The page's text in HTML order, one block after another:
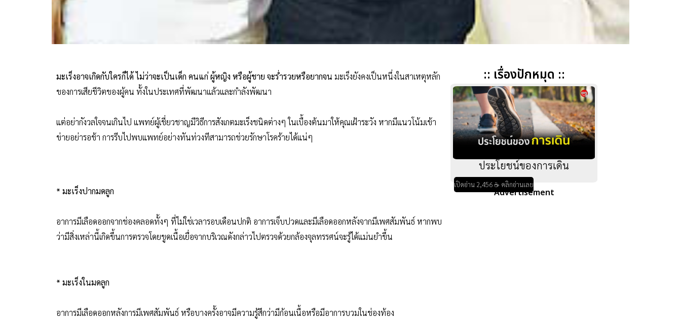
มะเร็งอาจเกิดกับใครก็ได้ ไม่ว่าจะเป็นเด็ก คนแก่ ผู้หญิง หรือผู้ชาย จะร่ำรวยหรือยากจน มะเร็งยังคงเป็นหนึ่งในสาเหตุหลัก
ของการเสียชีวิตของผู้คน ทั้งในประเทศที่พัฒนาแล้วและกำลังพัฒนา
แต่อย่ากังวลใจจนเกินไป แพทย์ผู้เชี่ยวชาญมีวิธีการสังเกตมะเร็งชนิดต่างๆ ในเบื้องต้นมาให้คุณเฝ้าระวัง หากมีแนวโน้มเข้า
ข่ายอย่ารอช้า การรีบไปพบแพทย์อย่างทันท่วงทีสามารถช่วยรักษาโรคร้ายได้แน่ๆ
* มะเร็งปากมดลูก
อาการมีเลือดออกจากช่องคลอดทั้งๆ ที่ไม่ใช่เวลารอบเดือนปกติ อาการเจ็บปวดและมีเลือดออกหลังจากมีเพศสัมพันธ์ หากพบ
ว่ามีสิ่งเหล่านี้เกิดขึ้นการตรวจโดยขูดเนื้อเยื่อจากบริเวณดังกล่าวไปตรวจด้วยกล้องจุลทรรศน์จะรู้ได้แม่นยำขึ้น
* มะเร็งในมดลูก
อาการมีเลือดออกหลังการมีเพศสัมพันธ์ หรือบางครั้งอาจมีความรู้สึกว่ามีก้อนเนื้อหรือมีอาการบวมในช่องท้อง
:: เรื่องปักหมุด ::
ประโยชน์ของการเดิน
เปิดอ่าน 2,456 ☕ คลิกอ่านเลย
Advertisement